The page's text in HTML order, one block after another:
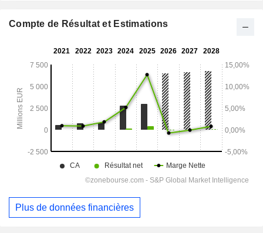
Compte de Résultat et Estimations
Plus de données financières